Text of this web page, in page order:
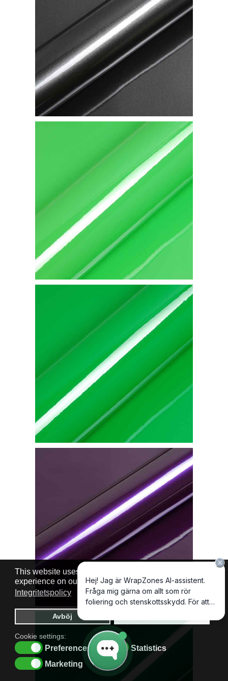
This website uses cookies to ensure you get the best
experience on our website. Cookie policy
Integritetspolicy
Avböj
Cookie settings:
Preferences
Statistics
Marketing